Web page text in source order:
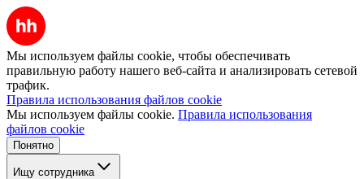
Мы используем файлы cookie, чтобы обеспечивать
правильную работу нашего веб-сайта и анализировать сетевой
трафик.
Правила использования файлов cookie
Мы используем файлы cookie. Правила использования
файлов cookie
Понятно
Ищу сотрудника